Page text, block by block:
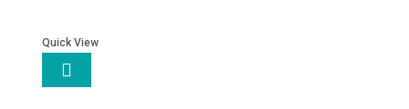
Quick View
